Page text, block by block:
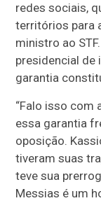
redes sociais,
territórios para
ministro ao
presidencial de
garantia
“Falo isso com
essa garantia
oposição.
tiveram suas
teve sua
Messias é um